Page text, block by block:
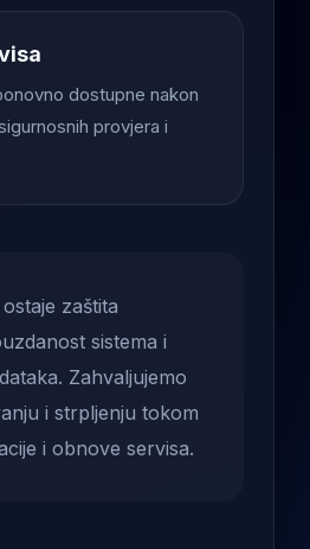
dostupne nakon
provjera i
zaštita
sistema i
Zahvaljujemo
i strpljenju tokom
i obnove servisa.